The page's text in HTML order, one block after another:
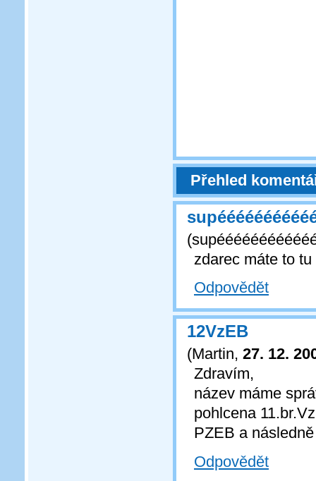
Přehled
(
zdarec máte to
Odpovědět
12VzEB
(Martin, 27. 12.
Zdravím,
název máme
pohlcena
PZEB a
Odpovědět